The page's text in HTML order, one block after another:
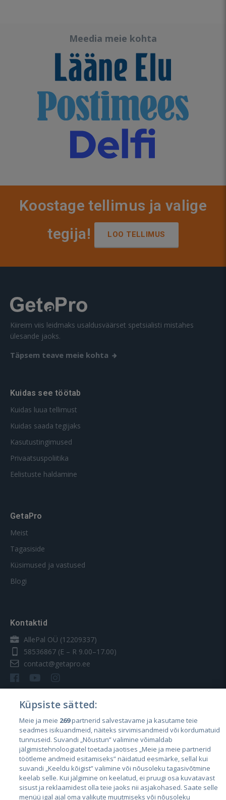
Meedia meie kohta
Koostage tellimus ja valige
tegija!
LOO TELLIMUS
Kiireim viis leidmaks usaldusväärset spetsialisti mistahes
ülesande jaoks.
Täpsem teave meie kohta
Kuidas see töötab
Kuidas luua tellimust
Kuidas saada tegijaks
Kasutustingimused
Privaatsuspoliitika
Eelistuste haldamine
GetaPro
Meist
Tagasiside
Küsimused ja vastused
Blogi
Kontaktid
AllePal OÜ (12209337)
58536867 (E – R 9.00–17.00)
contact@getapro.ee
Riigid
Eesti
Läti
Leedu
Küpsiste sätted:
Meie ja meie 269partnerid salvestavame ja kasutame teie
seadmes isikuandmeid, näiteks sirvimisandmeid või kordumatuid
tunnuseid. Suvandi „Nõustun” valimine võimaldab
jälgimistehnoloogiatel toetada jaotises „Meie ja meie partnerid
töötleme andmeid esitamiseks” näidatud eesmärke, sellal kui
suvandi „Keeldu kõigist” valimine või nõusoleku tagasivõtmine
keelab selle. Kui jälgimine on keelatud, ei pruugi osa kuvatavast
sisust ja reklaamidest olla teie jaoks nii asjakohased. Saate selle
menüü igal ajal oma valikute muutmiseks või nõusoleku